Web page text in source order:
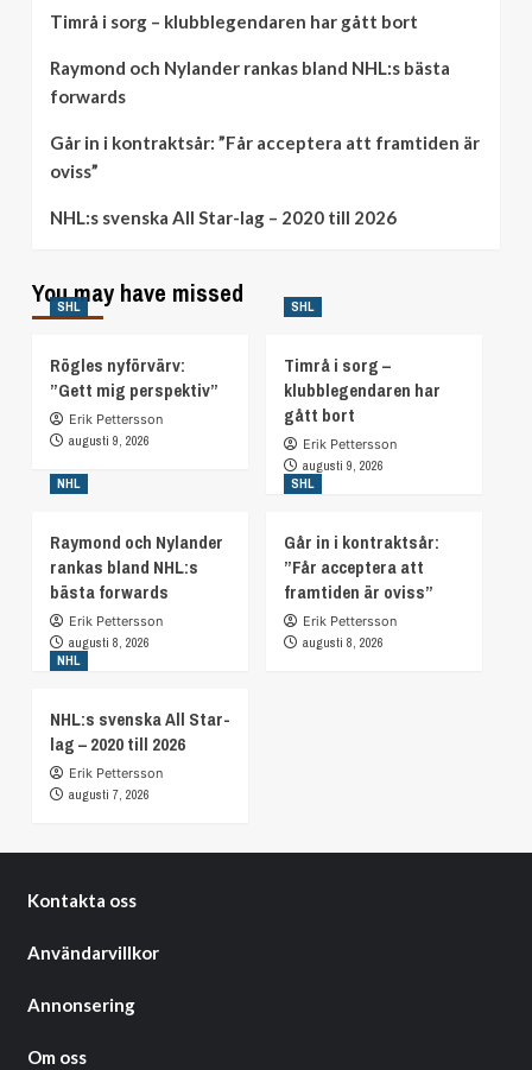
Timrå i sorg – klubblegendaren har gått bort
Raymond och Nylander rankas bland NHL:s bästa
forwards
Går in i kontraktsår: ”Får acceptera att framtiden är
oviss”
NHL:s svenska All Star-lag – 2020 till 2026
You may have missed
SHL
Rögles nyförvärv:
”Gett mig perspektiv”
Erik Pettersson
augusti 9, 2026
SHL
Timrå i sorg –
klubblegendaren har
gått bort
Erik Pettersson
augusti 9, 2026
NHL
Raymond och Nylander
rankas bland NHL:s
bästa forwards
Erik Pettersson
augusti 8, 2026
SHL
Går in i kontraktsår:
”Får acceptera att
framtiden är oviss”
Erik Pettersson
augusti 8, 2026
NHL
NHL:s svenska All Star-
lag – 2020 till 2026
Erik Pettersson
augusti 7, 2026
Kontakta oss
Användarvillkor
Annonsering
Om oss